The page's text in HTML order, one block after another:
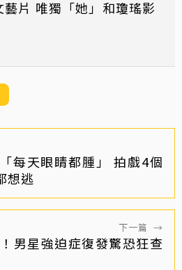
片 唯獨「她」和瓊瑤影
每天眼睛都腫」 拍戲4個
想逃
下一篇 →
男星強迫症復發驚恐狂查